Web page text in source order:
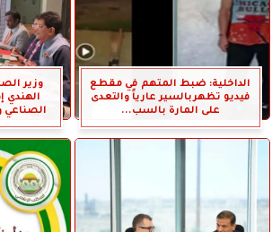
الداخلية: ضبط المتهم في مقطع
فيديو تظهربالسير عارياً والتعدى
على المارة بالسب...
وزير
الصناعي